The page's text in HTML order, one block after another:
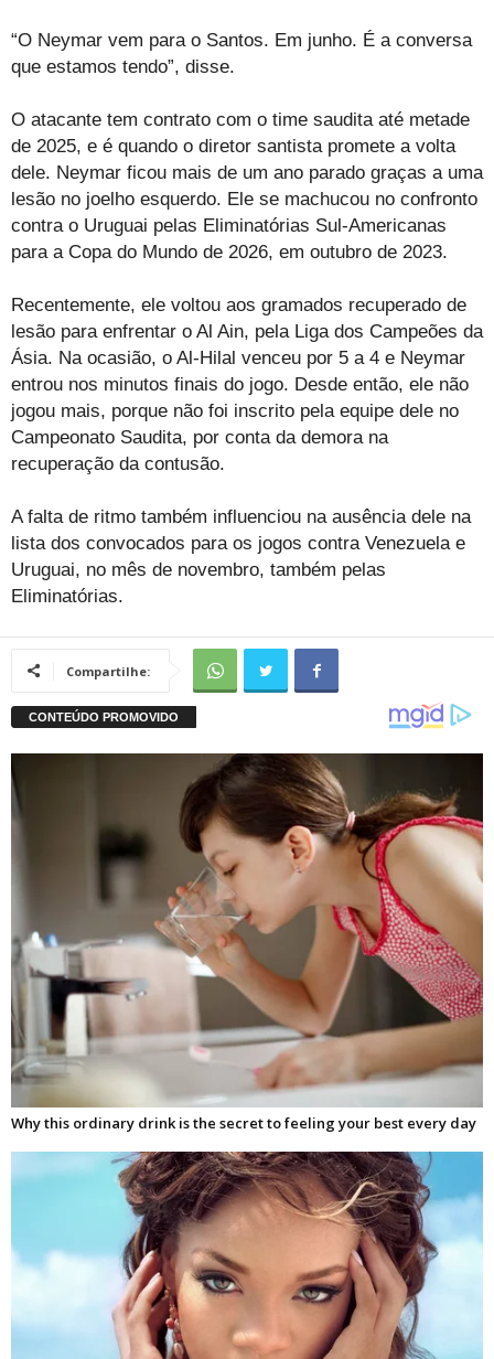
“O Neymar vem para o Santos. Em junho. É a conversa
que estamos tendo”, disse.
O atacante tem contrato com o time saudita até metade
de 2025, e é quando o diretor santista promete a volta
dele. Neymar ficou mais de um ano parado graças a uma
lesão no joelho esquerdo. Ele se machucou no confronto
contra o Uruguai pelas Eliminatórias Sul-Americanas
para a Copa do Mundo de 2026, em outubro de 2023.
Recentemente, ele voltou aos gramados recuperado de
lesão para enfrentar o Al Ain, pela Liga dos Campeões da
Ásia. Na ocasião, o Al-Hilal venceu por 5 a 4 e Neymar
entrou nos minutos finais do jogo. Desde então, ele não
jogou mais, porque não foi inscrito pela equipe dele no
Campeonato Saudita, por conta da demora na
recuperação da contusão.
A falta de ritmo também influenciou na ausência dele na
lista dos convocados para os jogos contra Venezuela e
Uruguai, no mês de novembro, também pelas
Eliminatórias.
Compartilhe: